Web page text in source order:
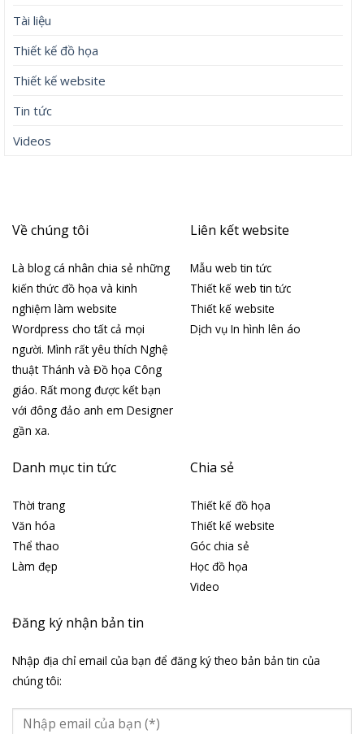
Tài liệu
Thiết kế đồ họa
Thiết kế website
Tin tức
Videos
Về chúng tôi
Là blog cá nhân chia sẻ những
kiến thức đồ họa và kinh
nghiệm làm website
Wordpress cho tất cả mọi
người. Mình rất yêu thích Nghệ
thuật Thánh và Đồ họa Công
giáo. Rất mong được kết bạn
với đông đảo anh em Designer
gần xa.
Liên kết website
Mẫu web tin tức
Thiết kế web tin tức
Thiết kế website
Dịch vụ In hình lên áo
Danh mục tin tức
Thời trang
Văn hóa
Thể thao
Làm đẹp
Chia sẻ
Thiết kế đồ họa
Thiết kế website
Góc chia sẻ
Học đồ họa
Video
Đăng ký nhận bản tin
Nhập địa chỉ email của bạn để đăng ký theo bản bản tin của
chúng tôi: